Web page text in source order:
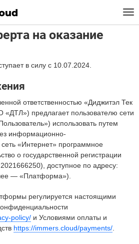
на оказание услуг
на оказание
в силу с 10.07.2024.
ответственностью «Диджитэл Тек
предлагает пользователю сети
использовать путем
информационно-
«Интернет» программное
о государственной регистрации
доступное по адресу:
— «Платформа»).
регулируется настоящими
policy/ и Условиями оплаты и
https://immers.cloud/payments/